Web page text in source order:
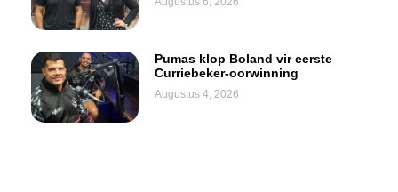
Pumas klop Boland vir eerste
Curriebeker-oorwinning
Augustus 4, 2026